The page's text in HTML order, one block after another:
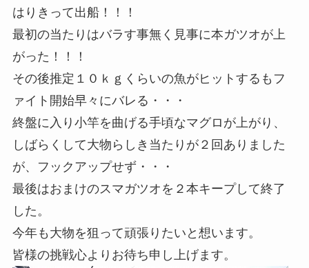
はりきって出船！！！
最初の当たりはバラす事無く見事に本ガツオが上
がった！！！
その後推定１０ｋｇくらいの魚がヒットするもフ
ァイト開始早々にバレる・・・
終盤に入り小竿を曲げる手頃なマグロが上がり、
しばらくして大物らしき当たりが２回ありました
が、フックアップせず・・・
最後はおまけのスマガツオを２本キープして終了
した。
今年も大物を狙って頑張りたいと想います。
皆様の挑戦心よりお待ち申し上げます。